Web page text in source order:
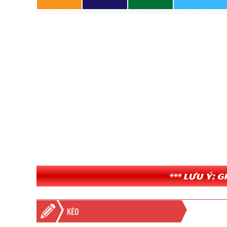
*** Lưu ý:
KÉO